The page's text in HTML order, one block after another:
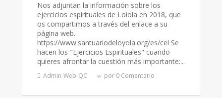
Nos adjuntan la información sobre los
ejercicios espirituales de Loiola en 2018, que
os compartimos a través del enlace a su
página web.
https://www.santuariodeloyola.org/es/cel Se
hacen los "Ejercicios Espirituales" cuando
quieres afrontar la cuestión más importante:...
Admin-Web-QC por 0 Comentario